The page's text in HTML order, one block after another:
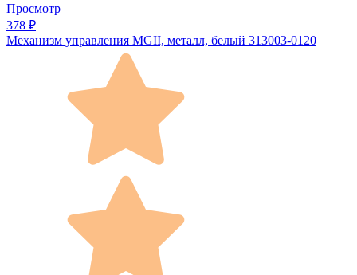
Просмотр
378 ₽
Механизм управления MGII, металл, белый 313003-0120